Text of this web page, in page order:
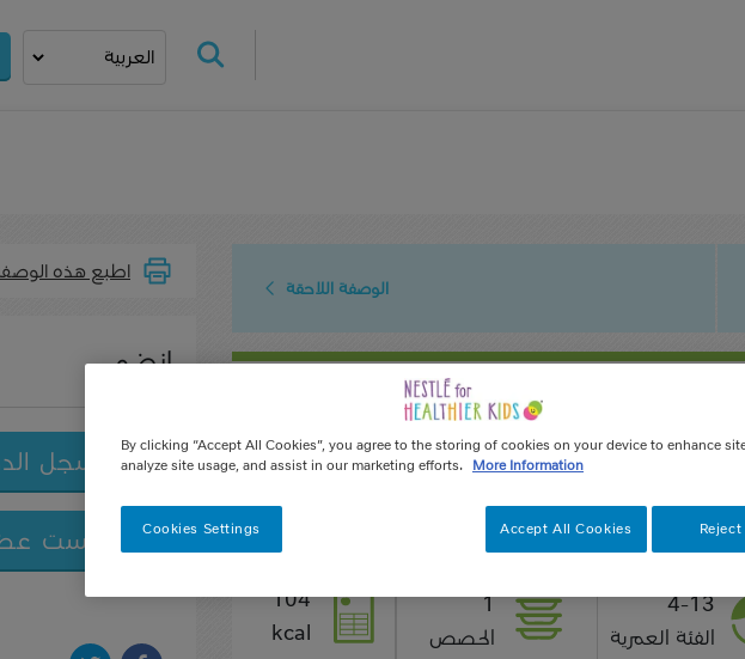
your language
الوصفة اللاحقة
4-13
الفئة العمرية
1
الحصص
104
kcal
اطبع هذه
انضم
سجل
لست
By clicking “Accept All Cookies”, you agree to the storing of cookies on your device to enhance
analyze site usage, and assist in our marketing efforts. More Information
Accept All Cookies
Cookies Settings